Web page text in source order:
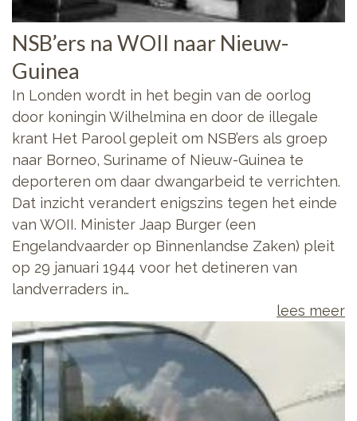
NSB’ers na WOII naar Nieuw-
Guinea
In Londen wordt in het begin van de oorlog
door koningin Wilhelmina en door de illegale
krant Het Parool gepleit om NSB’ers als groep
naar Borneo, Suriname of Nieuw-Guinea te
deporteren om daar dwangarbeid te verrichten.
Dat inzicht verandert enigszins tegen het einde
van WOII. Minister Jaap Burger (een
Engelandvaarder op Binnenlandse Zaken) pleit
op 29 januari 1944 voor het detineren van
landverraders in…
lees meer